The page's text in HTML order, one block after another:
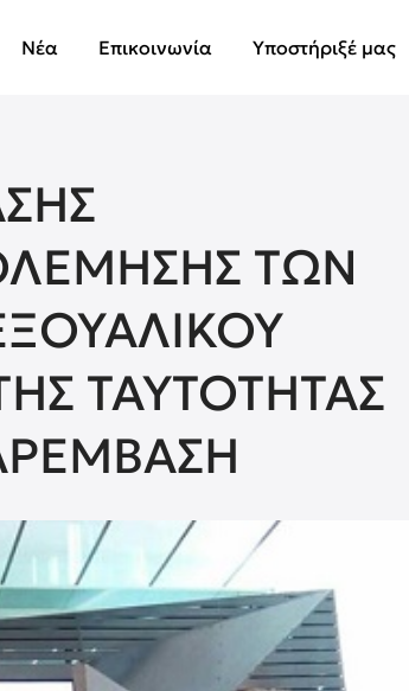
Νέα Επικοινωνία Υποστήριξέ μας
ΤΩΝ
ΤΑΥΤΟΤΗΤΑΣ